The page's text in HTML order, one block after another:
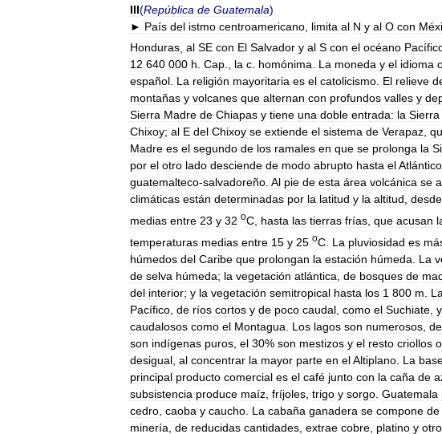
III(República de Guatemala)
► País del istmo centroamericano limita al N y al O con
Honduras al SE con El Salvador y al S con el océano
12 640 000 h. Cap., la c. homónima. La moneda y el idioma
español. La religión mayoritaria es el catolicismo. El relieve
montañas y volcanes que alternan con profundos valles y
Sierra Madre de Chiapas y tiene una doble entrada: la Sierra
Chixoy; al E del Chixoy se extiende el sistema de Verapaz,
Madre es el segundo de los ramales en que se prolonga la
por el otro lado desciende de modo abrupto hasta elAtlántico
guatemalteco-salvadoreño. Al pie de esta área volcánica se
climáticas están determinadas por la latitud y la altitud, desde
medias entre 23 y 32 oC hasta las tierras frías que acusan
temperaturas medias entre 15 y 25 oC La pluviosidad es
húmedos del Caribe que prolongan la estación húmeda La
de selva húmeda; la vegetación atlántica de bosques de
del interior; y la vegetación semitropical hasta los 1 800 m La
Pacífico de ríos cortos y de poco caudal como el Suchiate y
caudalosos como el Montagua Los lagos son numerosos
son indígenas puros el 30% son mestizos y el resto criollos o
desigual al concentrar la mayor parte en elAltiplano La
principal producto comercial es el café junto con la caña de
subsistencia produce maíz fríjoles trigo y sorgo Guatemala
cedro caoba y caucho La cabaña ganadera se compone de
minería de reducidas cantidades extrae cobre platino y